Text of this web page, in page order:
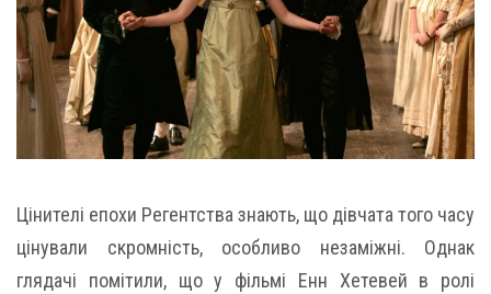
Цінителі епохи Регентства знають, що дівчата того часу
цінували скромність, особливо незаміжні. Однак
глядачі помітили, що у фільмі Енн Хетевей в ролі